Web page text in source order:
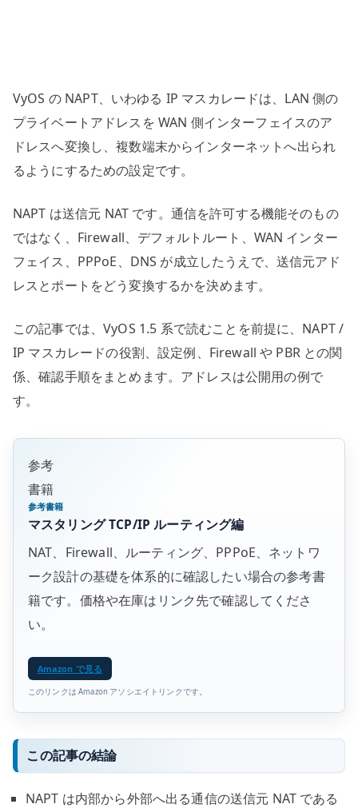
へ
の
VyOS の NAPT、いわゆる IP マスカレードは、LAN 側の
プライベートアドレスを WAN 側インターフェイスのア
ドレスへ変換し、複数端末からインターネットへ出られ
るようにするための設定です。
NAPT は送信元 NAT です。通信を許可する機能そのもの
ではなく、Firewall、デフォルトルート、WAN インター
フェイス、PPPoE、DNS が成立したうえで、送信元アド
レスとポートをどう変換するかを決めます。
この記事では、VyOS 1.5 系で読むことを前提に、NAPT /
IP マスカレードの役割、設定例、Firewall や PBR との関
係、確認手順をまとめます。アドレスは公開用の例で
す。
参考
書籍
参考書籍
マスタリング TCP/IP ルーティング編
NAT、Firewall、ルーティング、PPPoE、ネットワ
ーク設計の基礎を体系的に確認したい場合の参考書
籍です。価格や在庫はリンク先で確認してくださ
い。
Amazon で見る
このリンクは Amazon アソシエイトリンクです。
この記事の結論
NAPT は内部から外部へ出る通信の送信元 NAT である